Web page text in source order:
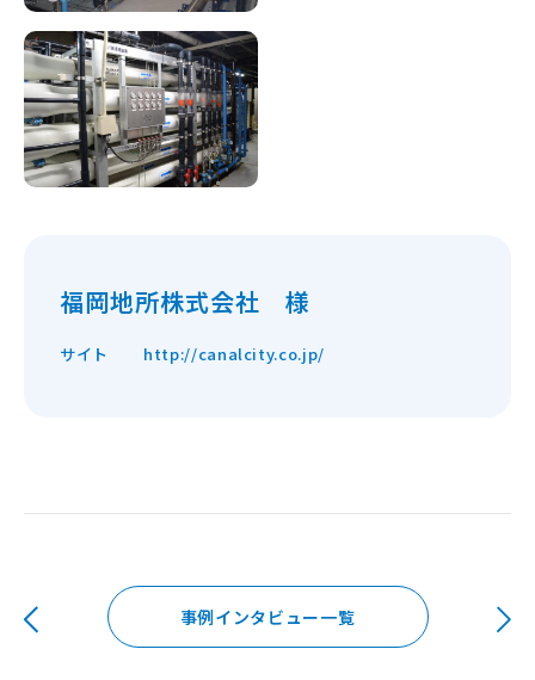
福岡地所株式会社 様
サイト http://canalcity.co.jp/
事例インタビュー一覧